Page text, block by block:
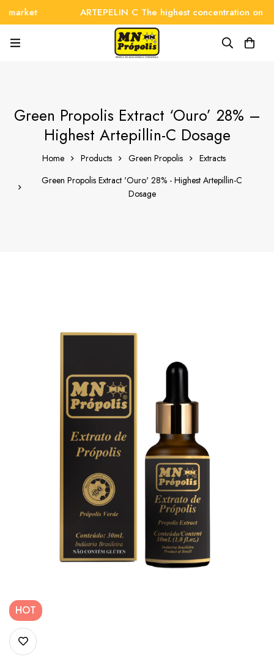
ARTEPELIN C The highest concentration on the market
Green Propolis Extract ‘Ouro’ 28% –
Highest Artepillin-C Dosage
Home Products Green Propolis
Extracts
Green Propolis Extract 'Ouro' 28% - Highest Artepillin-C
Dosage
HOT